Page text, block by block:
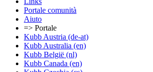
Portale comunità
Aiuto
=> Portale
Kubb Austria (de-at)
Kubb Australia (en)
Kubb België (nl)
Kubb Canada (en)